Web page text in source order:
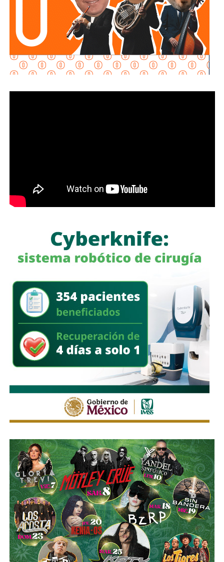
Durante las inspecciones pueden determinarse medidas
preventivas y correctivas, para autorizar la incorporación
de nuevos desarrollos a la infraestructura hidráulica
metropolitana.
Con estas supervisiones, el organismo fortalece la
las nuevas redes de agua potable y drenajeofrezcan